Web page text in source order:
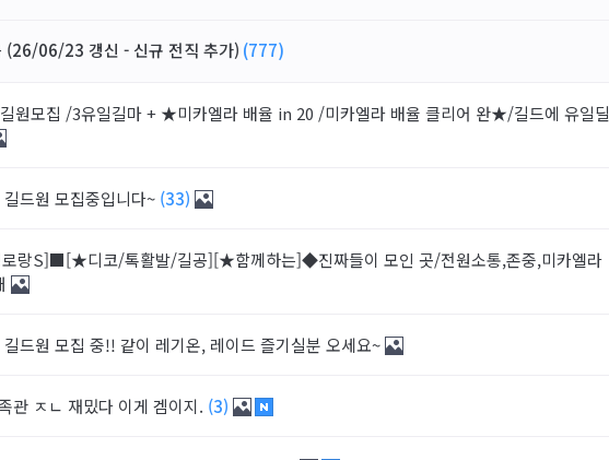
(26/06/23 갱신 - 신규 전직 추가) (777)
모집 /3유일길마 + ★미카엘라 배율 in 20 /미카엘라 배율 클리어 완★/길드에 유일딜
드원 모집중입니다~ (33)
랑S]■[★디코/톡활발/길공][★함께하는]◆진짜들이 모인 곳/전원소통,존중,미카엘라
길드원 모집 중!! 같이 레기온, 레이드 즐기실분 오세요~
관 ㅈㄴ 재밌다 이게 겜이지. (3)